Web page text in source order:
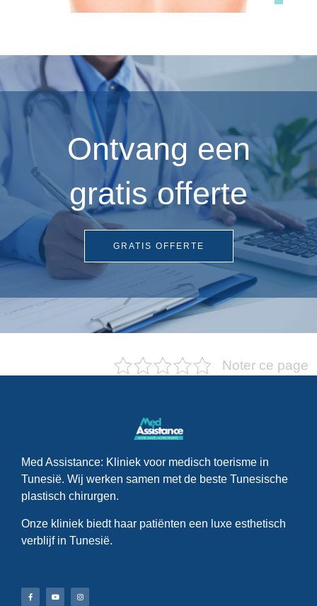
Ontvang een
gratis offerte
GRATIS OFFERTE
Noter ce page
Med Assistance: Kliniek voor medisch toerisme in
Tunesië. Wij werken samen met de beste Tunesische
plastisch chirurgen.
Onze kliniek biedt haar patiënten een luxe esthetisch
verblijf in Tunesië.